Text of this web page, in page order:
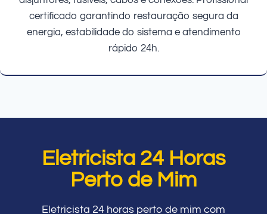
certificado garantindo restauração segura da
energia, estabilidade do sistema e atendimento
rápido 24h.
Eletricista 24 Horas
Perto de Mim
Eletricista 24 horas perto de mim com